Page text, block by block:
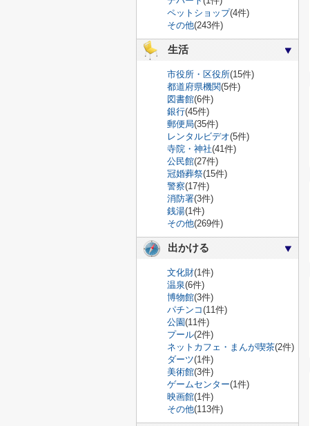
ペットショップ(4件)
その他(243件)
生活
市役所・区役所(15件)
都道府県機関(5件)
図書館(6件)
銀行(45件)
郵便局(35件)
レンタルビデオ(5件)
寺院・神社(41件)
公民館(27件)
冠婚葬祭(15件)
警察(17件)
消防署(3件)
銭湯(1件)
その他(269件)
出かける
文化財(1件)
温泉(6件)
博物館(3件)
パチンコ(11件)
公園(11件)
プール(2件)
ネットカフェ・まんが喫茶(2件)
ダーツ(1件)
美術館(3件)
ゲームセンター(1件)
映画館(1件)
その他(113件)